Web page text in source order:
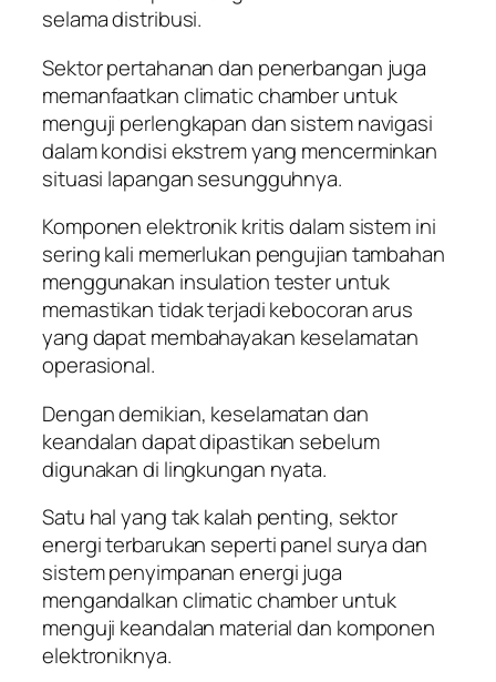
selama distribusi.
Sektor pertahanan dan penerbangan juga
memanfaatkan climatic chamber untuk
menguji perlengkapan dan sistem navigasi
dalam kondisi ekstrem yang mencerminkan
situasi lapangan sesungguhnya.
Komponen elektronik kritis dalam sistem ini
sering kali memerlukan pengujian tambahan
menggunakan insulation tester untuk
memastikan tidak terjadi kebocoran arus
yang dapat membahayakan keselamatan
operasional.
Dengan demikian, keselamatan dan
keandalan dapat dipastikan sebelum
digunakan di lingkungan nyata.
Satu hal yang tak kalah penting, sektor
energi terbarukan seperti panel surya dan
sistem penyimpanan energi juga
mengandalkan climatic chamber untuk
menguji keandalan material dan komponen
elektroniknya.